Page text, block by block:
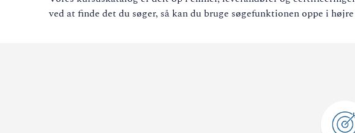
ved at finde det du søger, så kan du bruge søgefunktionen oppe i